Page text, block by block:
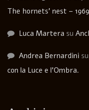
The hornets’ nest – 1969
Luca Martera su
Andrea Bernardini su
con la Luce e l’Ombra.